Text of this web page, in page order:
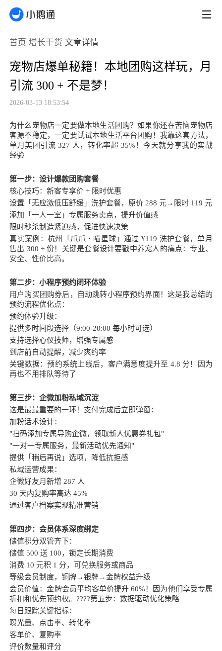
首页 增长干货 文章详情
宠物店爆单秘籍！本地团购这样玩，月
引流 300 + 不是梦！
2026-03-13 18:53:54
为什么宠物店一定要做本地生活团购？如果你还在苦恼宠物店
客源不稳定，一定要试试本地生活平台团购！我靠这套方法，
单月美团引流 327 人，转化率超 35%！今天就分享我的实战
经验
第一步：设计爆款团购套餐
核心技巧：新客专享价 + 限时优惠
设置「无应激低压舒缓」洗护套餐，原价 288 元→限时 119 元
添加「一人一室」专属服务卖点，提升价值感
限时秒杀制造紧迫感，促进快速决策
真实案例：杭州「爪爪・喵星球」通过 ¥119 洗护套餐，单月
售出 300 + 份！关键是套餐设计要戳中养宠人的痛点：专业、
安全、性价比高。
第二步：小程序预约闭环体验
用户购买团购券后，自动跳转小程序预约界面！这是我总结的
预约流程优化点：
预约体验升级：
提供多时间段选择（9:00-20:00 每小时可选）
支持选择心仪技师，增强专属感
到店前自动提醒，减少爽约率
关键数据：预约系统上线后，客户满意度提升至 4.8 分！因为
再也不用排队等待了
第三步：企微加粉私域沉淀
这是最最重要的一环！支付完成后立即弹窗：
加粉话术设计：
"扫码添加专属导购企微，领取新人优惠券礼包"
"一对一专属服务，最新活动优先通知"
提供「稍后再说」选项，降低抗拒感
私域运营成果：
企微好友月新增 287 人
30 天内复购率高达 45%
通过客户档案实现精准营销
第四步：会员体系深度绑定
储值积分双管齐下：
储值 500 送 100，锁定长期消费
消费 10 元积 1 分，可兑换服务或商品
等级会员制度，铜牌→银牌→金牌权益升级
会员价值：金牌会员平均客单价提升 60%！因为他们享受专属
折扣和优先预约权。????第五步：数据驱动优化策略
每日跟踪关键指标：
曝光量、点击率、转化率
客单价、复购率
评价数量和评分